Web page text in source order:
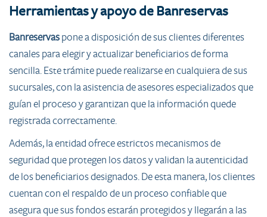
Herramientas y apoyo de Banreservas
Banreservaspone a disposición de sus clientes diferentes
canales para elegir y actualizar beneficiarios de forma
sencilla. Este trámite puede realizarse en cualquiera de sus
sucursales, con la asistencia de asesores especializados que
guían el proceso y garantizan que la información quede
registrada correctamente.
Además, la entidad ofrece estrictos mecanismos de
seguridad que protegen los datos y validan la autenticidad
de los beneficiarios designados. De esta manera, los clientes
cuentan con el respaldo de un proceso confiable que
asegura que sus fondos estarán protegidos y llegarán a las